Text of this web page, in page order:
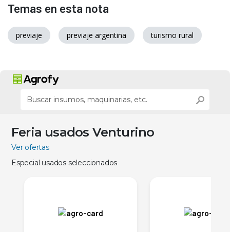
Temas en esta nota
previaje previaje argentina turismo rural
Feria usados Venturino
Ver ofertas
Especial usados seleccionados